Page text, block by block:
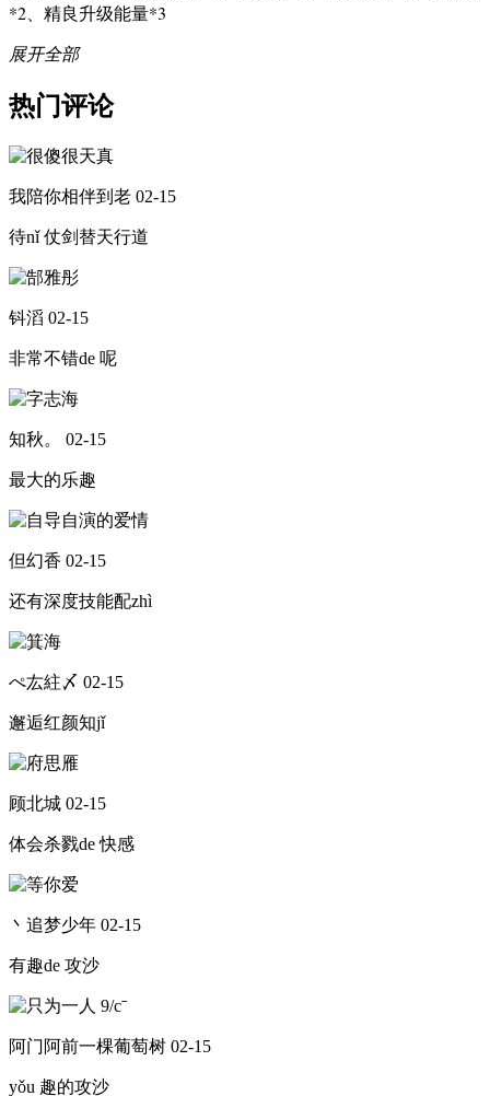
*2、精良升级能量*3
展开全部
热门评论
我陪你相伴到老 02-15
待nǐ 仗剑替天行道
钭滔 02-15
非常不错de 呢
知秋。 02-15
最大的乐趣
但幻香 02-15
还有深度技能配zhì
ぺ厷紸〆 02-15
邂逅红颜知jǐ
顾北城 02-15
体会杀戮de 快感
丶追梦少年 02-15
有趣de 攻沙
阿门阿前一棵葡萄树 02-15
yǒu 趣的攻沙